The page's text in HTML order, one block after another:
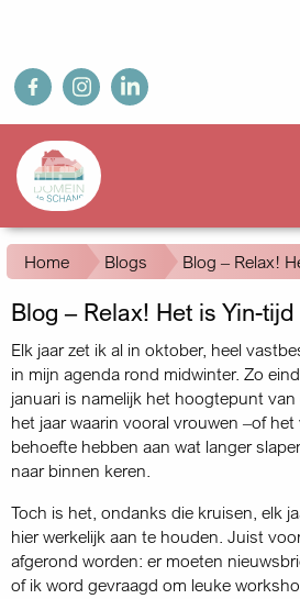
Overslaan
en
naar
inhoud
gaan
fb ig in
Main
navigation
Kruimelpad
Home Blogs Blog – Relax!
Blog – Relax! Het is Yin-tijd
Elk jaar zet ik al in oktober, heel
in mijn agenda rond midwinter. Zo
januari is namelijk het hoogtepunt
het jaar waarin vooral vrouwen –of
behoefte hebben aan wat langer
naar binnen keren.
Toch is het, ondanks die kruisen, elk
hier werkelijk aan te houden. Juist
afgerond worden: er moeten
of ik word gevraagd om leuke